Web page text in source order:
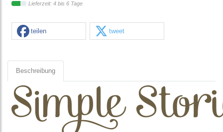
Lieferzeit: 4 bis 6 Tage
teilen tweet
Beschreibung